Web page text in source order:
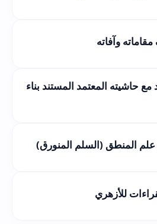
وآفاته
مع حاشيته المعتمد المستند بناء
المنطق (السلم المنورق)
للأزهري